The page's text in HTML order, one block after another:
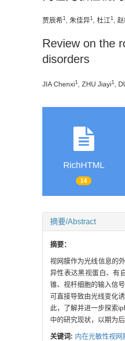
贾辰希1 , 朱佳异1 , 杜江1 ,
Review on the
disorders
JIA Chenxi1 , ZHU Jiayi1 ,
RichHTML
14
摘要/Abstract
摘要：
视网膜作为光线信息的
异性表达黑视蛋白、有
锥、视杆细胞的输入信
可直接导致由光线变化
此，了解并进一步探索
中的研究现状，以期为
关键词: 内在光敏性视网